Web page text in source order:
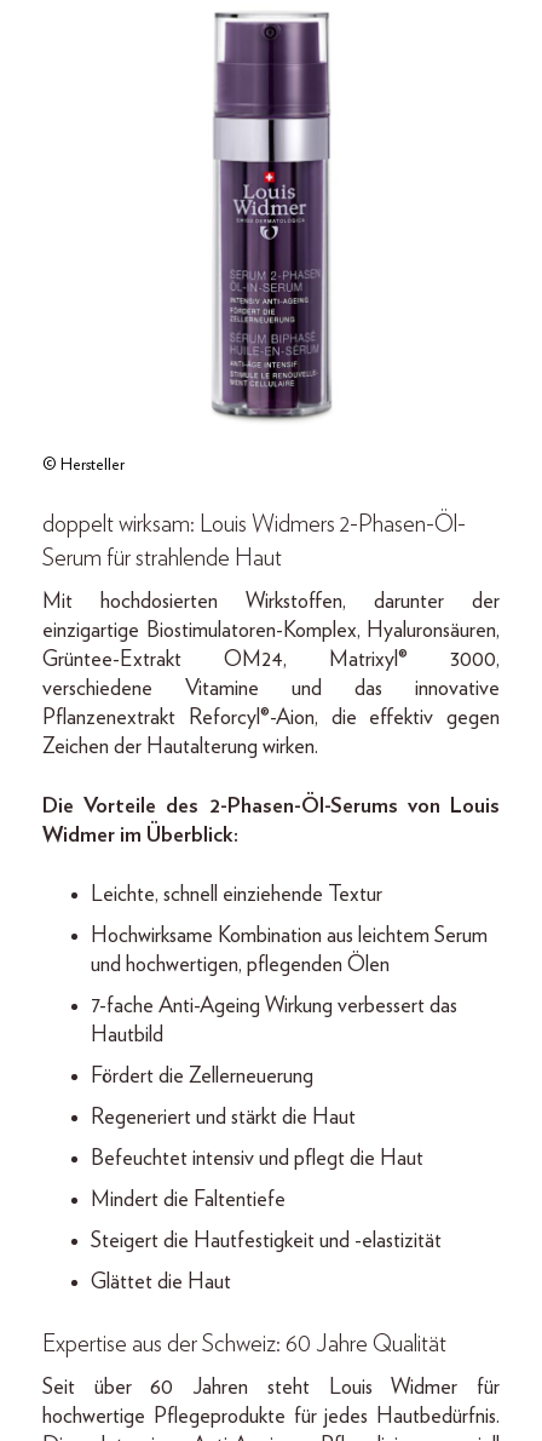
© Hersteller
doppelt wirksam: Louis Widmers 2-Phasen-Öl-
Serum für strahlende Haut
Mit hochdosierten Wirkstoffen, darunter der
einzigartige Biostimulatoren-Komplex, Hyaluronsäuren,
Grüntee-Extrakt OM24, Matrixyl® 3000,
verschiedene Vitamine und das innovative
Pflanzenextrakt Reforcyl®-Aion, die effektiv gegen
Zeichen der Hautalterung wirken.
Die Vorteile des 2-Phasen-Öl-Serums von Louis
Widmer im Überblick:
​​Leichte, schnell einziehende Textur
Hochwirksame Kombination aus leichtem Serum
und hochwertigen, pflegenden Ölen
7-fache Anti-Ageing Wirkung verbessert das
Hautbild
Fördert die Zellerneuerung
Regeneriert und stärkt die Haut
Befeuchtet intensiv und pflegt die Haut
Mindert die Faltentiefe
Steigert die Hautfestigkeit und -elastizität
Glättet die Haut
Expertise aus der Schweiz: 60 Jahre Qualität
Seit über 60 Jahren steht Louis Widmer für
hochwertige Pflegeprodukte für jedes Hautbedürfnis.